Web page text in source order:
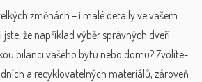
změnách – i malé detaily ve vašem
že například výběr správných dveří
bilanci vašeho bytu nebo domu? Zvolíte-
a recyklovatelných materiálů, zároveň